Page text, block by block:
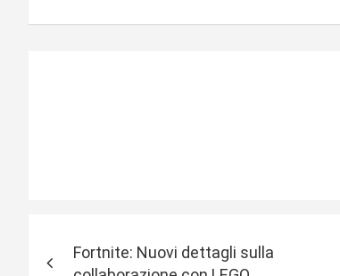
Fortnite: Nuovi dettagli sulla